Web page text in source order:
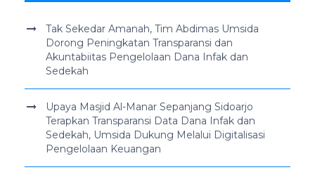
Tak Sekedar Amanah, Tim Abdimas Umsida
Dorong Peningkatan Transparansi dan
Akuntabiitas Pengelolaan Dana Infak dan
Sedekah
Upaya Masjid Al-Manar Sepanjang Sidoarjo
Terapkan Transparansi Data Dana Infak dan
Sedekah, Umsida Dukung Melalui Digitalisasi
Pengelolaan Keuangan